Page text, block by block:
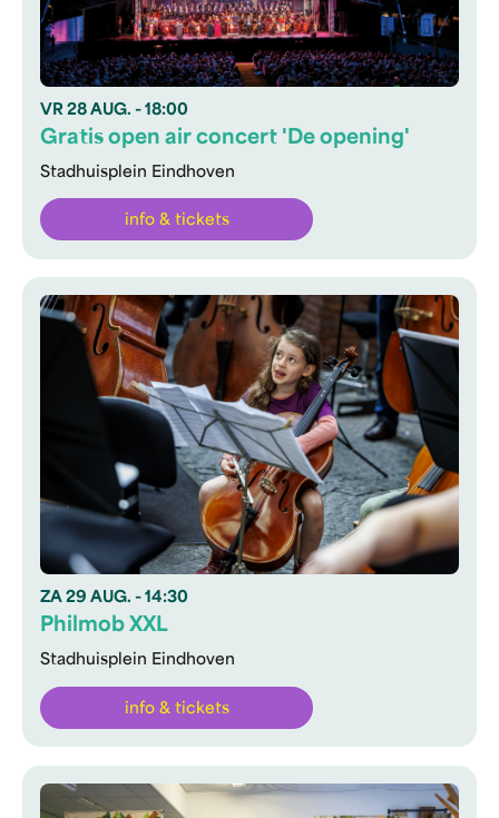
VR 28 AUG. - 18:00
Stadhuisplein Eindhoven
Gratis open air concert 'De opening'
info & tickets
ZA 29 AUG. - 14:30
Stadhuisplein Eindhoven
Philmob XXL
info & tickets